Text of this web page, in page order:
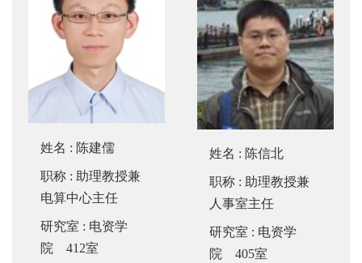
姓名 : 陈建儒
职称 : 助理教授兼
电算中心主任
研究室 : 电资学
院 412室
姓名 : 陈信北
职称 : 助理教授兼
人事室主任
研究室 : 电资学
院 405室